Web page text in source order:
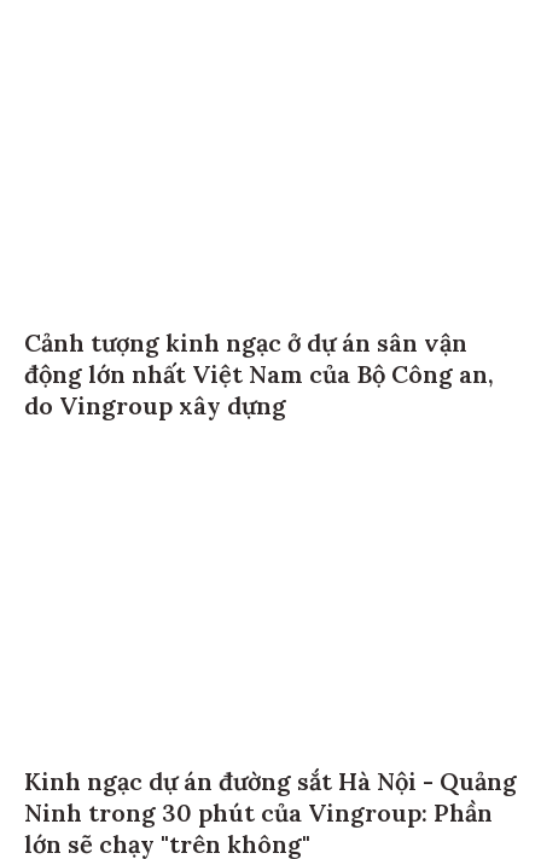
Cảnh tượng kinh ngạc ở dự án sân vận
động lớn nhất Việt Nam của Bộ Công an,
do Vingroup xây dựng
Kinh ngạc dự án đường sắt Hà Nội - Quảng
Ninh trong 30 phút của Vingroup: Phần
lớn sẽ chạy "trên không"